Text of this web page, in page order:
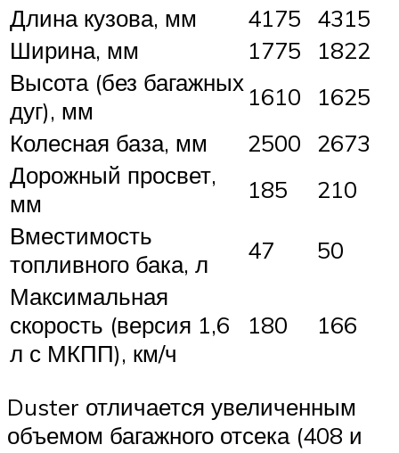
Длина кузова, мм
4175
4315
Ширина, мм
1775
1822
Высота (без багажных
дуг), мм
1610
1625
Колесная база, мм
2500
2673
Дорожный просвет,
мм
185
210
Вместимость
топливного бака, л
47
50
Максимальная
скорость (версия 1,6
л с МКПП), км/ч
180 166
Duster отличается увеличенным
объемом багажного отсека (408 и